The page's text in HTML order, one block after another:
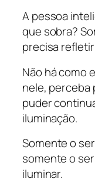
A pessoa
que sobra?
precisa
Não há como
nele, perceba
puder
iluminação.
Somente o
somente o
iluminar.